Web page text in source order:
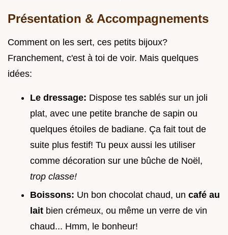
Présentation & Accompagnements
Comment on les sert, ces petits bijoux?
Franchement, c'est à toi de voir. Mais quelques
idées:
Le dressage: Dispose tes sablés sur un joli
plat, avec une petite branche de sapin ou
quelques étoiles de badiane. Ça fait tout de
suite plus festif! Tu peux aussi les utiliser
comme décoration sur une bûche de Noël,
trop classe!
Boissons: Un bon chocolat chaud, un café au
lait bien crémeux, ou même un verre de vin
chaud... Hmm, le bonheur!